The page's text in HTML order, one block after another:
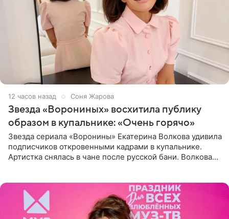
12 часов назад Соня Жарова
Звезда «Ворониных» восхитила публику
образом в купальнике: «Очень горячо»
Звезда сериала «Воронины» Екатерина Волкова удивила
подписчиков откровенными кадрами в купальнике.
Артистка снялась в чане после русской бани. Волкова